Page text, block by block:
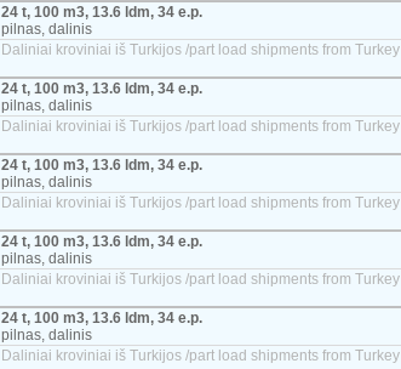
24 t, 100 m3, 13.6 ldm, 34 e.p.
pilnas, dalinis
Daliniai kroviniai iš Turkijos /part load shipments from Turkey
24 t, 100 m3, 13.6 ldm, 34 e.p.
pilnas, dalinis
Daliniai kroviniai iš Turkijos /part load shipments from Turkey
24 t, 100 m3, 13.6 ldm, 34 e.p.
pilnas, dalinis
Daliniai kroviniai iš Turkijos /part load shipments from Turkey
24 t, 100 m3, 13.6 ldm, 34 e.p.
pilnas, dalinis
Daliniai kroviniai iš Turkijos /part load shipments from Turkey
24 t, 100 m3, 13.6 ldm, 34 e.p.
pilnas, dalinis
Daliniai kroviniai iš Turkijos /part load shipments from Turkey